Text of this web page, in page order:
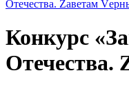
Отечества. Zаветам
Конкурс
Отечества.